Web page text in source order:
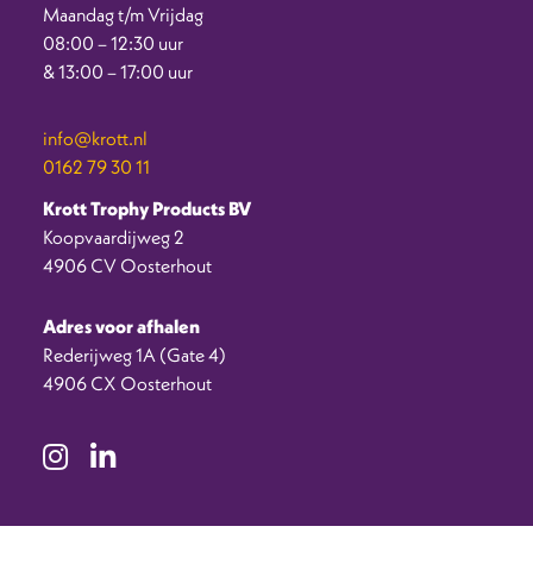
Maandag t/m Vrijdag
08:00 – 12:30 uur
& 13:00 – 17:00 uur
info@krott.nl
0162 79 30 11
Krott Trophy Products BV
Koopvaardijweg 2
4906 CV Oosterhout
Adres voor afhalen
Rederijweg 1A (Gate 4)
4906 CX Oosterhout